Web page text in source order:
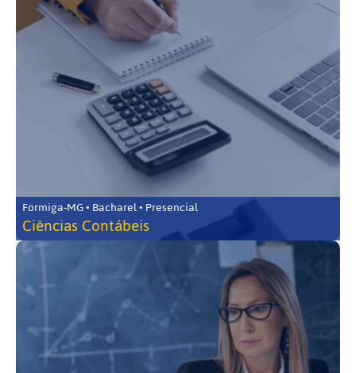
Formiga-MG • Bacharel • Presencial
Ciências Contábeis